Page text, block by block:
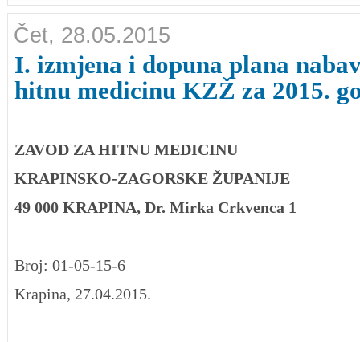
Čet, 28.05.2015
I. izmjena i dopuna plana
hitnu medicinu KZŽ za 2015.
ZAVOD ZA HITNU MEDICINU
KRAPINSKO-ZAGORSKE ŽUPANIJE
49 000 KRAPINA, Dr. Mirka Crkvenca 1
Broj: 01-05-15-6
Krapina, 27.04.2015.